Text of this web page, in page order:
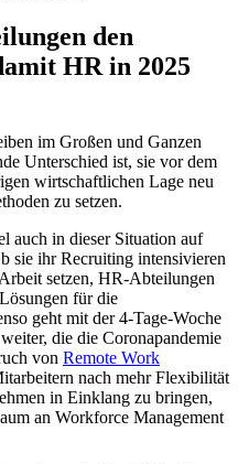
den
HR in 2025
im Großen und Ganzen
Unterschied ist, sie vor dem
wirtschaftlichen Lage neu
zu setzen.
auch in dieser Situation auf
sie ihr Recruiting intensivieren
setzen, HR-Abteilungen
für die
geht mit der 4-Tage-Woche
die die Coronapandemie
von Remote Work
nach mehr Flexibilität
in Einklang zu bringen,
an Workforce Management